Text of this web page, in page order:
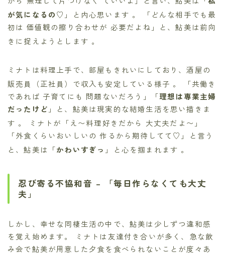
が気になるの♡ 」と内心思います 。 「どんな相手でも最
初は 価値観の擦り合わせが 必要だよね」と、鮎美は前向
きに捉えようとします 。
ミナトは料理上手で、部屋もきれいにしており、酒屋の
販売員（正社員）で収入も安定している様子 。 「共働き
であれば 子育てにも 問題ないだろう」「理想は専業主婦
だったけど 」と、鮎美は現実的な結婚生活を思い描きま
す 。 ミナトが「え〜料理好きだから 大丈夫だよ〜」
「外食くらいおいしいの 作るから期待してて♡」と言う
と、鮎美は「かわいすぎっ 」と心を掴まれます 。
忍び寄る不協和音 – 「毎日作らなくても大丈
夫」
しかし、幸せな同棲生活の中で、鮎美は少しずつ違和感
を覚え始めます。 ミナトは友達付き合いが多く、急な飲
み会で鮎美が用意した夕食を食べられないことが度々あ